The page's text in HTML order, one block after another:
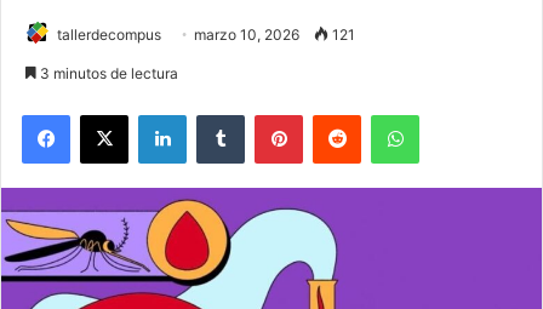
tallerdecompus marzo 10, 2026 121
3 minutos de lectura